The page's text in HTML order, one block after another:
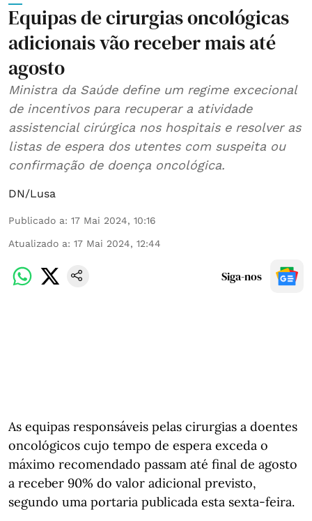
Equipas de cirurgias oncológicas
adicionais vão receber mais até
agosto
Ministra da Saúde define um regime excecional
de incentivos para recuperar a atividade
assistencial cirúrgica nos hospitais e resolver as
listas de espera dos utentes com suspeita ou
confirmação de doença oncológica.
DN/Lusa
Publicado a: 17 Mai 2024, 10:16
Atualizado a: 17 Mai 2024, 12:44
Siga-nos
As equipas responsáveis pelas cirurgias a doentes
oncológicos cujo tempo de espera exceda o
máximo recomendado passam até final de agosto
a receber 90% do valor adicional previsto,
segundo uma portaria publicada esta sexta-feira.